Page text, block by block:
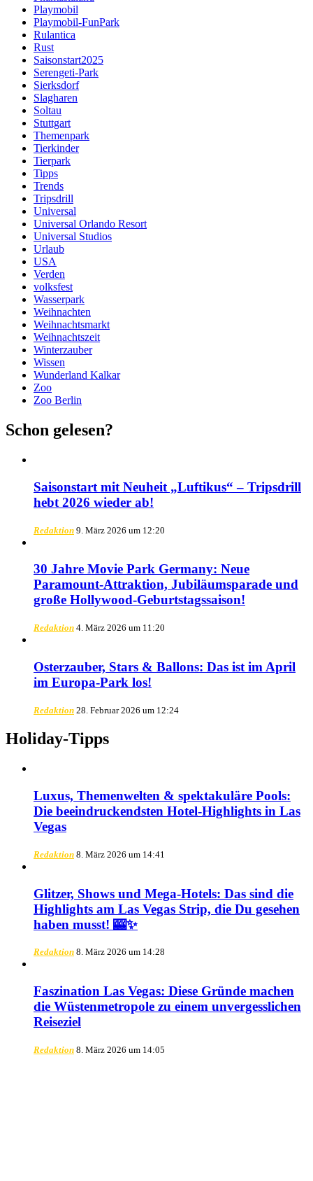
Playmobil
Playmobil-FunPark
Rulantica
Rust
Saisonstart2025
Serengeti-Park
Sierksdorf
Slagharen
Soltau
Stuttgart
Themenpark
Tierkinder
Tierpark
Tipps
Trends
Tripsdrill
Universal
Universal Orlando Resort
Universal Studios
Urlaub
USA
Verden
volksfest
Wasserpark
Weihnachten
Weihnachtsmarkt
Weihnachtszeit
Winterzauber
Wissen
Wunderland Kalkar
Zoo
Zoo Berlin
Schon gelesen?
Saisonstart mit Neuheit „Luftikus“ – Tripsdrill
hebt 2026 wieder ab!
Redaktion 9. März 2026 um 12:20
30 Jahre Movie Park Germany: Neue
Paramount-Attraktion, Jubiläumsparade und
große Hollywood-Geburtstagssaison!
Redaktion 4. März 2026 um 11:20
Osterzauber, Stars & Ballons: Das ist im April
im Europa-Park los!
Redaktion 28. Februar 2026 um 12:24
Holiday-Tipps
Luxus, Themenwelten & spektakuläre Pools:
Die beeindruckendsten Hotel-Highlights in Las
Vegas
Redaktion 8. März 2026 um 14:41
Glitzer, Shows und Mega-Hotels: Das sind die
Highlights am Las Vegas Strip, die Du gesehen
haben musst! 🎰✨
Redaktion 8. März 2026 um 14:28
Faszination Las Vegas: Diese Gründe machen
die Wüstenmetropole zu einem unvergesslichen
Reiseziel
Redaktion 8. März 2026 um 14:05